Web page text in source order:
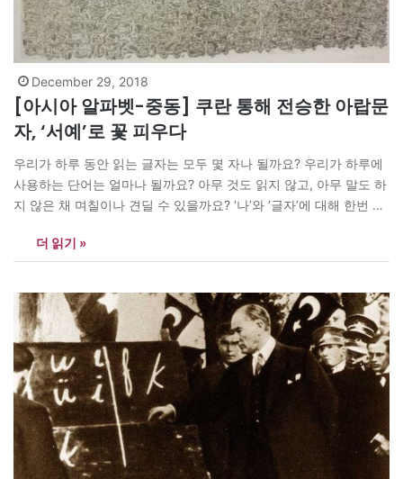
December 29, 2018
[아시아 알파벳-중동] 쿠란 통해 전승한 아랍문
자, ‘서예’로 꽃 피우다
우리가 하루 동안 읽는 글자는 모두 몇 자나 될까요? 우리가 하루에
사용하는 단어는 얼마나 될까요? 아무 것도 읽지 않고, 아무 말도 하
지 않은 채 며칠이나 견딜 수 있을까요? ‘나’와 ‘글자’에 대해 한번 생
되는 ‘글자’의 이모저모를 살펴봅니다. 이집트·파키스탄·이탈리아 그
리고 터키기자들은 무슨 얘기를 펼쳤을까요? <편집자> [아시아엔=
더 읽기 »